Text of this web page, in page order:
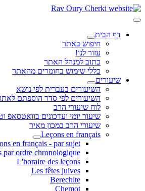
דף הבית
חיפוש באתר
עזור לנו!
כתוב למנהל האתר
כללי שימוש בחומרים מהאתר
שיעורים
השיעורים בעברית לפי נושא
השיעורים לפי סדר הוספתם
לוח שיעורי הרב
שיעור יומי ועדכונים בוואטסאפ
שיעורי הרב במכון מאיר
Leçons en français
en français - par sujet
par ordre chronologique
L'horaire des leçons
Les fêtes juives
Berechite
Chemot